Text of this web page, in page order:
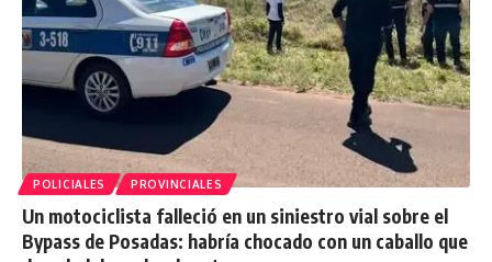
POLICIALES PROVINCIALES
Un motociclista falleció en un siniestro vial sobre el
Bypass de Posadas: habría chocado con un caballo que